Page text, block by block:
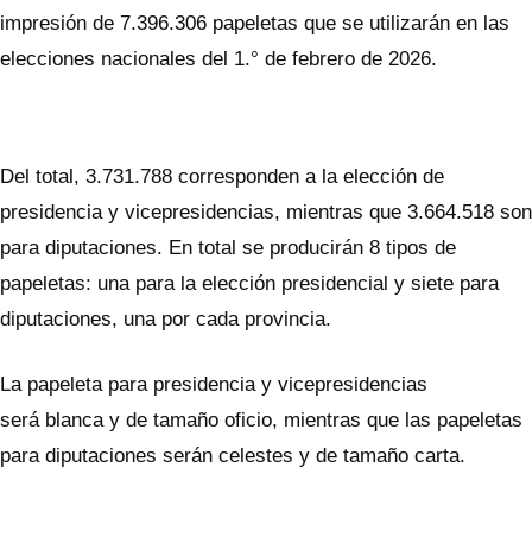
impresión de 7.396.306 papeletas que se utilizarán en las
elecciones nacionales del 1.° de febrero de 2026.
Del total, 3.731.788 corresponden a la elección de
presidencia y vicepresidencias, mientras que 3.664.518 son
para diputaciones. En total se producirán 8 tipos de
papeletas: una para la elección presidencial y siete para
diputaciones, una por cada provincia.
La papeleta para presidencia y vicepresidencias
será blanca y de tamaño oficio, mientras que las papeletas
para diputaciones serán celestes y de tamaño carta.